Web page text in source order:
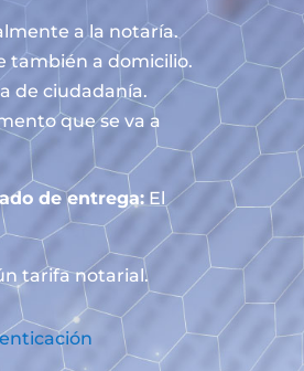
a la notaría.
también a domicilio.
de ciudadanía.
que se va a
de entrega:El
tarifa notarial.